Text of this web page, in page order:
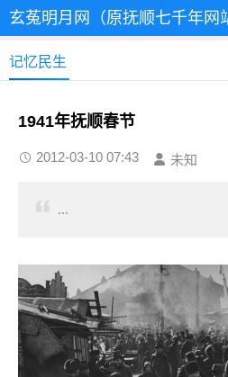
玄菟明月网（原抚顺七千年网
记忆民生
1941年抚顺春节
2012-03-10 07:43 未知
...